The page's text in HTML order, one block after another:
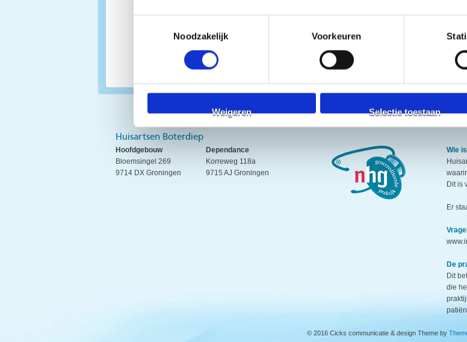
Noodzakelijk
Voorkeuren
Weigeren Selectie toestaan
Huisartsen Boterdiep
Hoofdgebouw
Bloemsingel 269
9714 DX Groningen
Dependance
Korreweg 118a
9715 AJ Groningen
Wie
Dit is
Er
De
Dit
die
© 2016 Cicks communicatie & design Theme by